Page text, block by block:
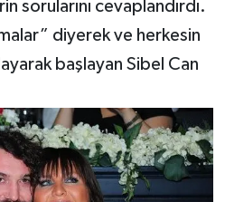
sorularını cevaplandırdı.
diyerek ve herkesin
başlayan Sibel Can